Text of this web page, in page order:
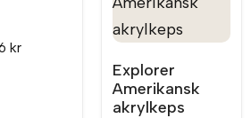
kr
Explorer
Amerikansk
akrylkeps